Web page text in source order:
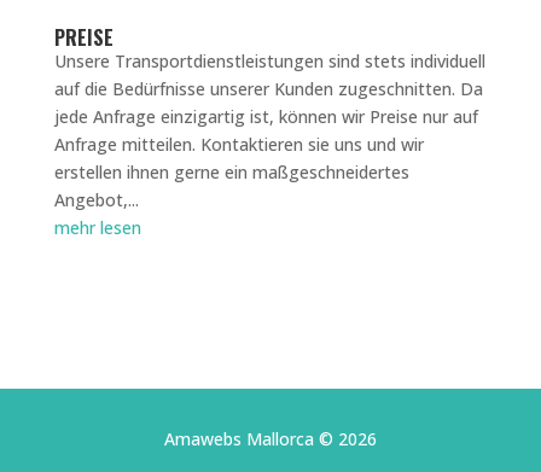
PREISE
Unsere Transportdienstleistungen sind stets individuell
auf die Bedürfnisse unserer Kunden zugeschnitten. Da
jede Anfrage einzigartig ist, können wir Preise nur auf
Anfrage mitteilen. Kontaktieren sie uns und wir
erstellen ihnen gerne ein maßgeschneidertes
Angebot,...
mehr lesen
Amawebs Mallorca © 2026